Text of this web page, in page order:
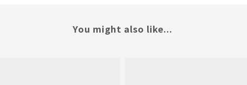
You might also like...